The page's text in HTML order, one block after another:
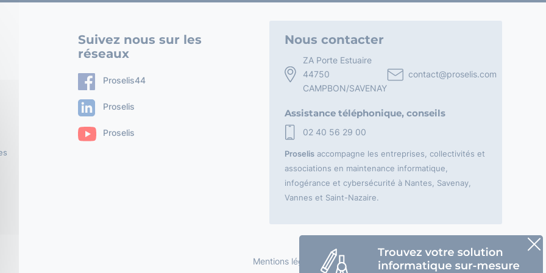
Suivez nous sur les
réseaux
Proselis44
Proselis
Proselis
Nous contacter
ZA Porte Estuaire
44750
CAMPBON/SAVENAY
contact@proselis.com
Assistance téléphonique, conseils
02 40 56 29 00
Proselis accompagne les entreprises, collectivités et
associations en maintenance informatique,
infogérance et cybersécurité à Nantes, Savenay,
Vannes et Saint-Nazaire.
Mentions légales –CGU Politique de confidentialité–Cookies